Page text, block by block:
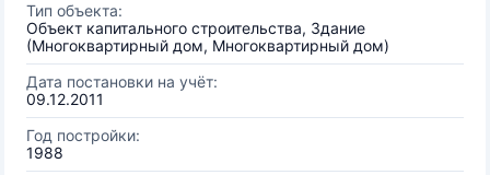
Тип объекта:
Объект капитального строительства, Здание
(Многоквартирный дом, Многоквартирный дом)
Дата постановки на учёт:
09.12.2011
Год постройки:
1988